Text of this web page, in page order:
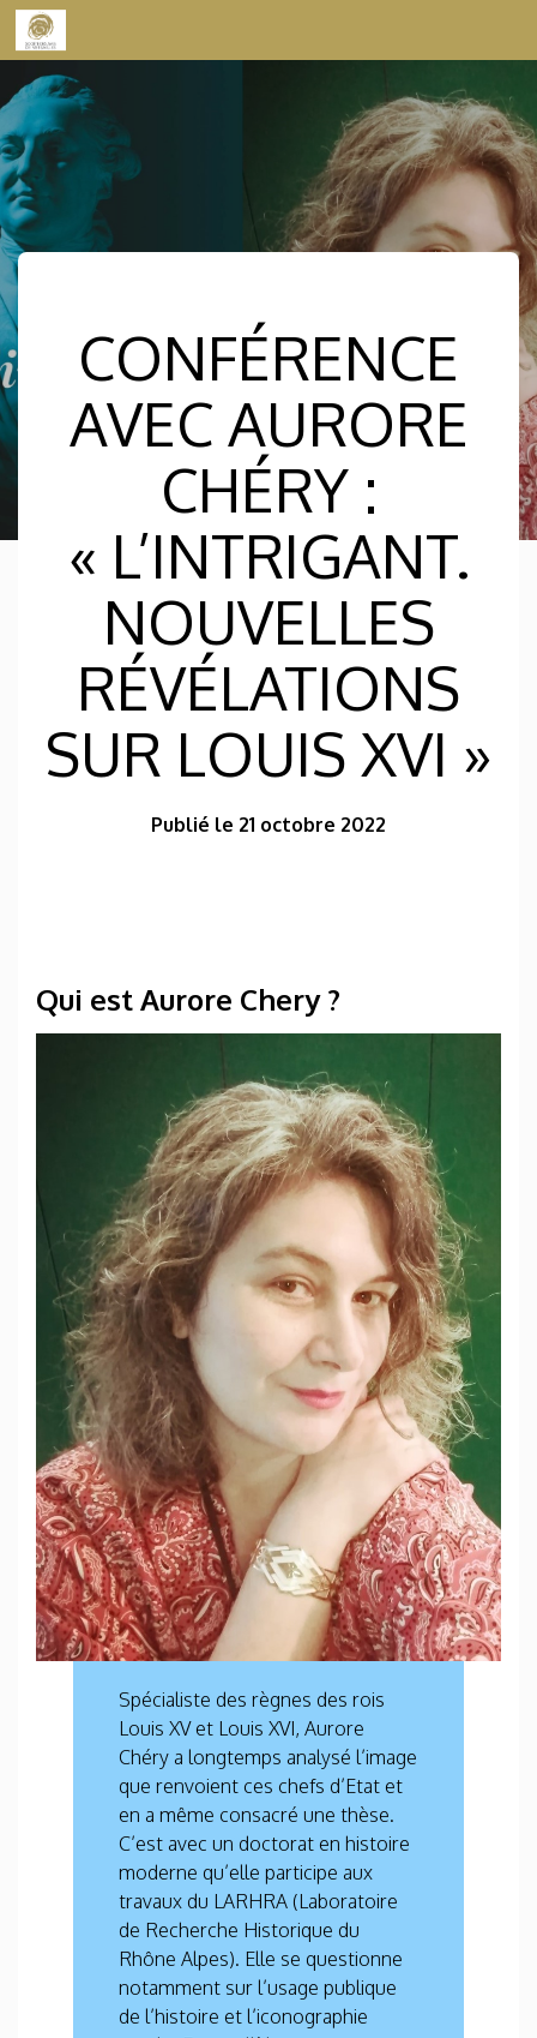
Skip to content
CONFÉRENCE
AVEC AURORE
CHÉRY :
« L’INTRIGANT.
NOUVELLES
RÉVÉLATIONS
SUR LOUIS XVI »
Publié le 21 octobre 2022
Qui est Aurore Chery ?
Spécialiste des règnes des rois
Louis XV et Louis XVI, Aurore
Chéry a longtemps analysé l’image
que renvoient ces chefs d’Etat et
en a même consacré une thèse.
C’est avec un doctorat en histoire
moderne qu’elle participe aux
travaux du LARHRA (Laboratoire
de Recherche Historique du
Rhône Alpes). Elle se questionne
notamment sur l’usage publique
de l’histoire et l’iconographie